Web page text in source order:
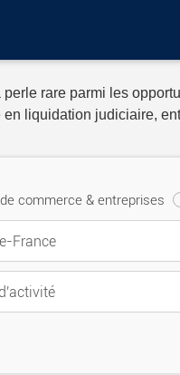
perle rare parmi les
en liquidation judiciaire,
commerce & entreprises